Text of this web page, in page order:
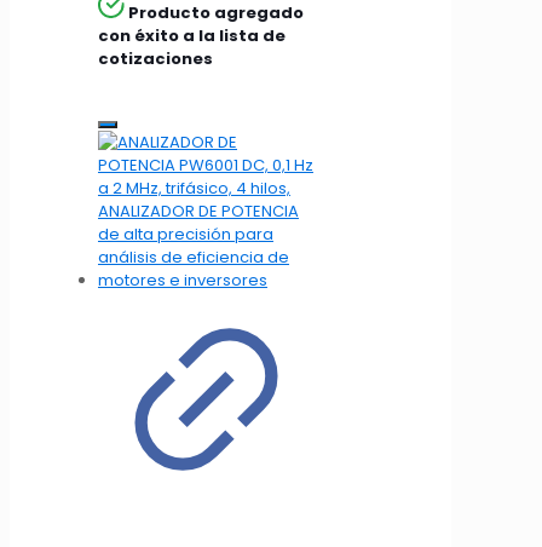
Producto agregado
con éxito a la lista de
cotizaciones